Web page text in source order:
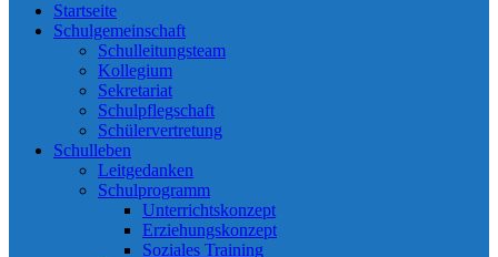
Startseite
Schulgemeinschaft
Schulleitungsteam
Kollegium
Sekretariat
Schulpflegschaft
Schülervertretung
Schulleben
Leitgedanken
Schulprogramm
Unterrichtskonzept
Erziehungskonzept
Soziales Training